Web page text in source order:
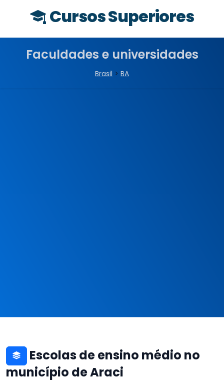
Cursos Superiores
Faculdades e universidades
Brasil > BA
Escolas de ensino médio no
município de Araci